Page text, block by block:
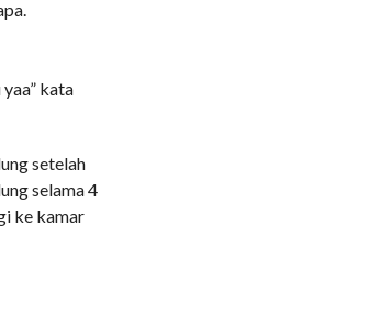
kata
setelah
selama 4
ke kamar